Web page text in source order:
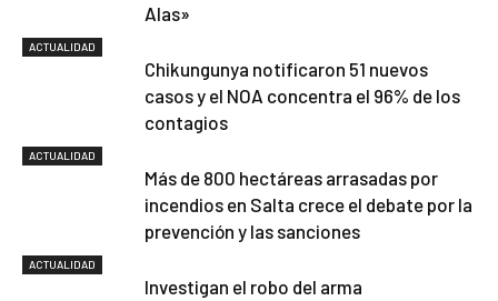
Alas»
ACTUALIDAD
Chikungunya notificaron 51 nuevos
casos y el NOA concentra el 96% de los
contagios
ACTUALIDAD
Más de 800 hectáreas arrasadas por
incendios en Salta crece el debate por la
prevención y las sanciones
ACTUALIDAD
Investigan el robo del arma